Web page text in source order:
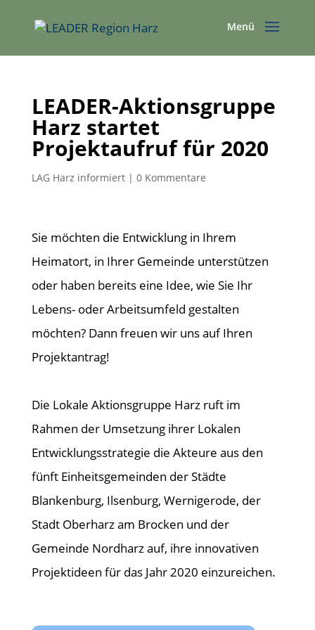
LEADER-Aktionsgruppe
Harz startet
Projektaufruf für 2020
LAG Harz informiert| 0 Kommentare
Sie möchten die Entwicklung in Ihrem
Heimatort, in Ihrer Gemeinde unterstützen
oder haben bereits eine Idee, wie Sie Ihr
Lebens- oder Arbeitsumfeld gestalten
möchten? Dann freuen wir uns auf Ihren
Projektantrag!
Die Lokale Aktionsgruppe Harz ruft im
Rahmen der Umsetzung ihrer Lokalen
Entwicklungsstrategie die Akteure aus den
fünft Einheitsgemeinden der Städte
Blankenburg, Ilsenburg, Wernigerode, der
Stadt Oberharz am Brocken und der
Gemeinde Nordharz auf, ihre innovativen
Projektideen für das Jahr 2020 einzureichen.